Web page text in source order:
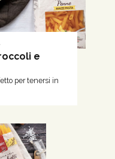
e
per tenersi in